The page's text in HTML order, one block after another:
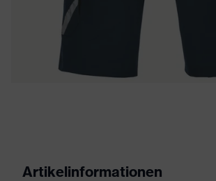
Artikelinformationen